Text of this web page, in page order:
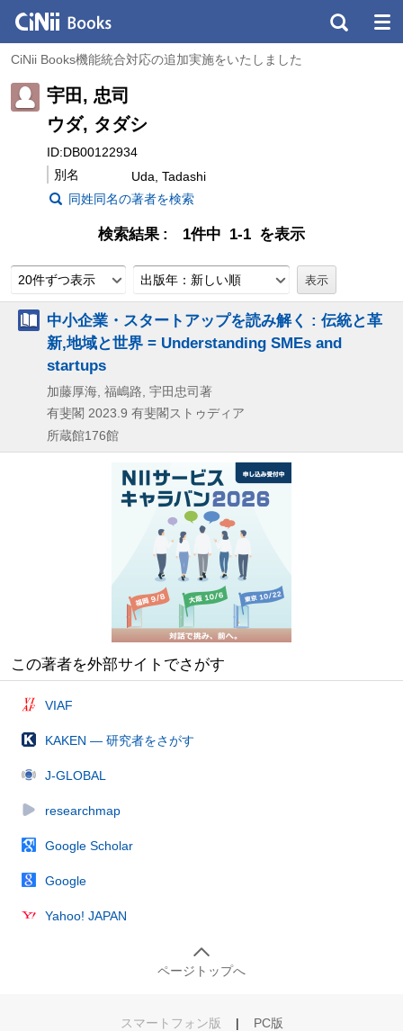
CiNii Books機能統合対応の追加実施をいたしました
宇田, 忠司
ウダ, タダシ
ID:DB00122934
別名
Uda, Tadashi
同姓同名の著者を検索
検索結果 1件中 1-1 を表示
20件ずつ表示 出版年：新しい順
中小企業・スタートアップを読み解く : 伝統と革
新,地域と世界 = Understanding SMEs and
startups
加藤厚海, 福嶋路, 宇田忠司著
有斐閣 2023.9 有斐閣ストゥディア
所蔵館176館
この著者を外部サイトでさがす
VIAF
KAKEN — 研究者をさがす
J-GLOBAL
researchmap
Google Scholar
Google
Yahoo! JAPAN
ページトップへ
スマートフォン版 | PC版